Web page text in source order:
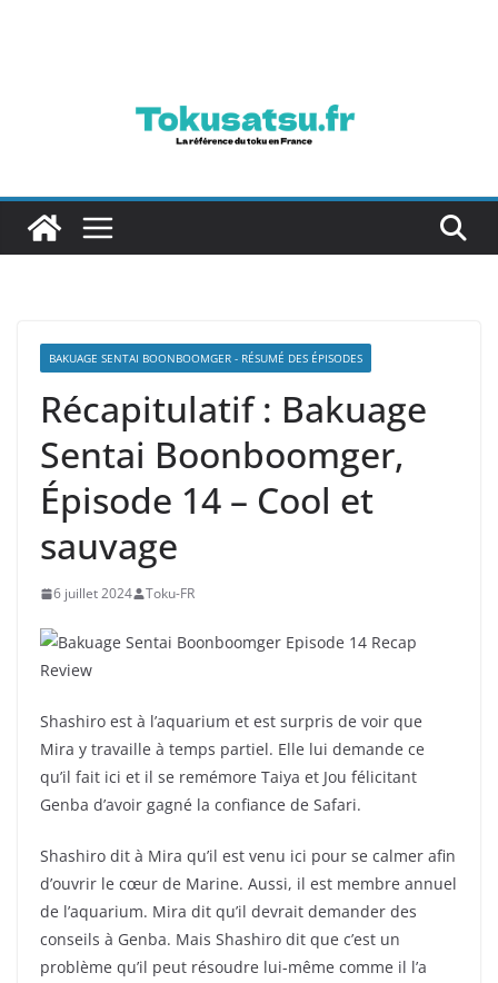
BAKUAGE SENTAI BOONBOOMGER - RÉSUMÉ DES ÉPISODES
Récapitulatif : Bakuage
Sentai Boonboomger,
Épisode 14 – Cool et
sauvage
6 juillet 2024 Toku-FR
Shashiro est à l’aquarium et est surpris de voir que
Mira y travaille à temps partiel. Elle lui demande ce
qu’il fait ici et il se remémore Taiya et Jou félicitant
Genba d’avoir gagné la confiance de Safari.
Shashiro dit à Mira qu’il est venu ici pour se calmer afin
d’ouvrir le cœur de Marine. Aussi, il est membre annuel
de l’aquarium. Mira dit qu’il devrait demander des
conseils à Genba. Mais Shashiro dit que c’est un
problème qu’il peut résoudre lui-même comme il l’a